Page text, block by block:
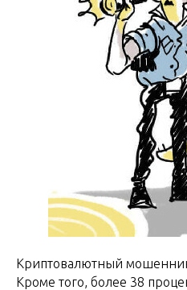
Криптовалютный
Кроме того, более 38